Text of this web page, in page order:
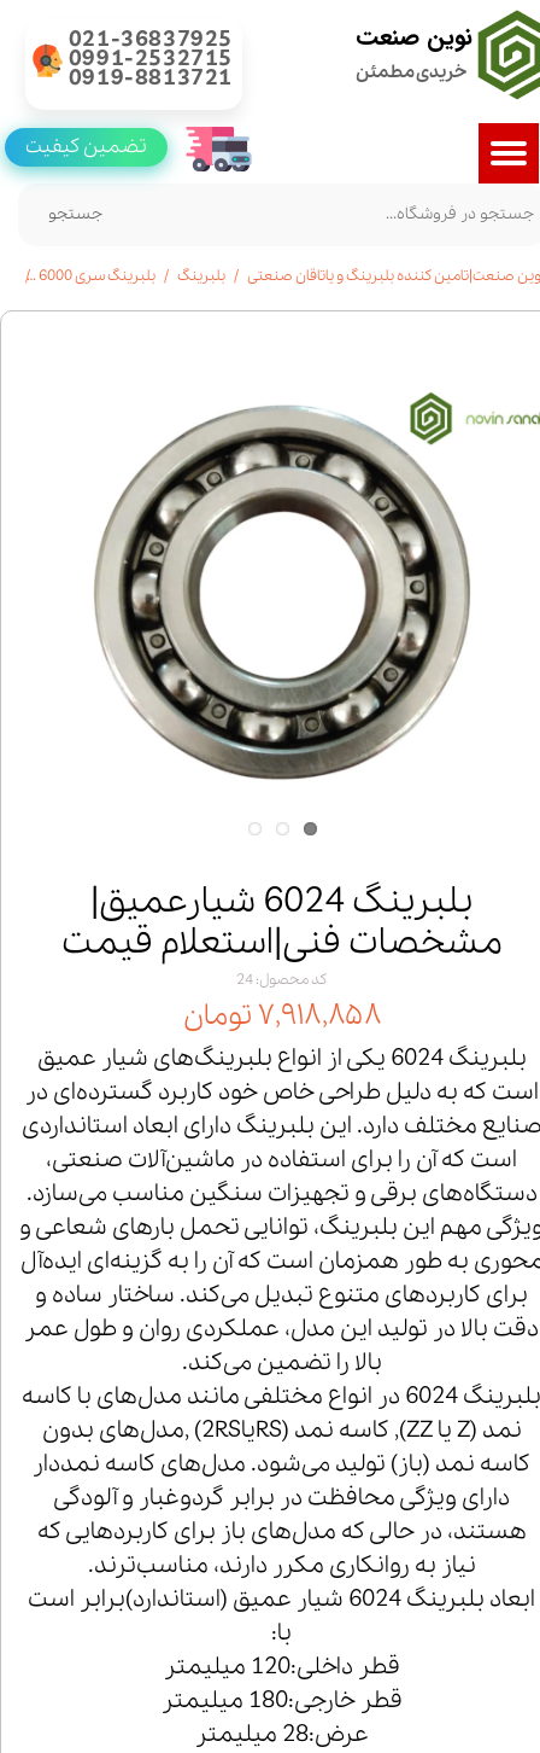
نوین صنعت
خریدی مطمئن
021-36837925
0991-2532715
0919-8813721
جستجو
تضمین کیفیت
صنعت|تامین کننده بلبرینگ و یاتاقان صنعتی بلبرینگ بلبرینگ سری 6000
بلبرینگ 6024 شیارعمیق|
مشخصات فنی|استعلام قیمت
کد محصول: 24
۷,۹۱۸,۸۵۸ تومان
بلبرینگ 6024 یکی از انواع بلبرینگ‌های شیار عمیق
است که به دلیل طراحی خاص خود کاربرد گسترده‌ای در
مختلف دارد. این بلبرینگ دارای ابعاد استانداردی
است که آن را برای استفاده در ماشین‌آلات صنعتی،
دستگاه‌های برقی و تجهیزات سنگین مناسب می‌سازد.
مهم این بلبرینگ، توانایی تحمل بارهای شعاعی و
به طور همزمان است که آن را به گزینه‌ای ایده‌آل
برای کاربردهای متنوع تبدیل می‌کند. ساختار ساده و
دقت بالا در تولید این مدل، عملکردی روان و طول عمر
بالا را تضمین می‌کند.
بلبرینگ 6024 در انواع مختلفی مانند مدل‌های با کاسه
نمد (Z یا ZZ), کاسه نمد (RSیا2RS) ,مدل‌های بدون
کاسه نمد (باز) تولید می‌شود. مدل‌های کاسه نمددار
دارای ویژگی محافظت در برابر گردوغبار و آلودگی
هستند، در حالی که مدل‌های باز برای کاربردهایی که
نیاز به روانکاری مکرر دارند، مناسب‌ترند.
ابعاد بلبرینگ 6024 شیار عمیق (استاندارد)برابر است
با:
قطر داخلی:120 میلیمتر
قطر خارجی:180 میلیمتر
عرض:28 میلیمتر